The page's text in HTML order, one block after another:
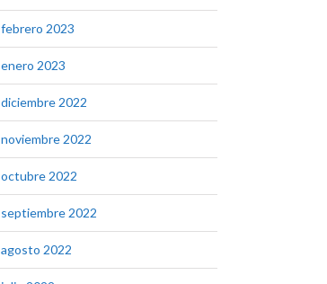
febrero 2023
enero 2023
diciembre 2022
noviembre 2022
octubre 2022
septiembre 2022
agosto 2022